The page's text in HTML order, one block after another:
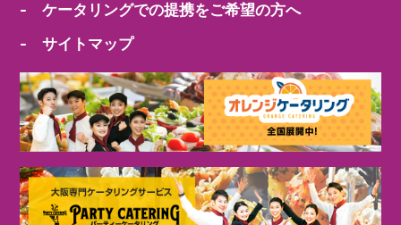
- ケータリングでの提携をご希望の方へ
- サイトマップ